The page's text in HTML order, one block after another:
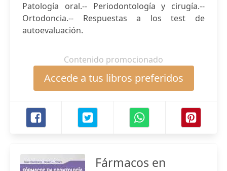
Patología oral.-- Periodontología y cirugía.--
Ortodoncia.-- Respuestas a los test de
autoevaluación.
Contenido promocionado
Accede a tus libros preferidos
Fármacos en